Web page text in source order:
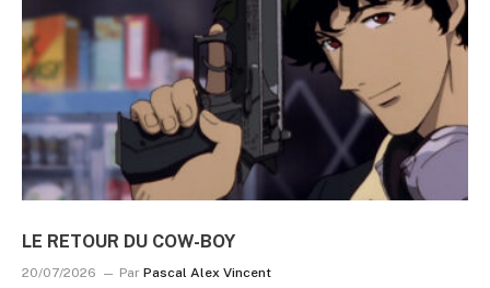
LE RETOUR DU COW-BOY
20/07/2026 Par Pascal Alex Vincent